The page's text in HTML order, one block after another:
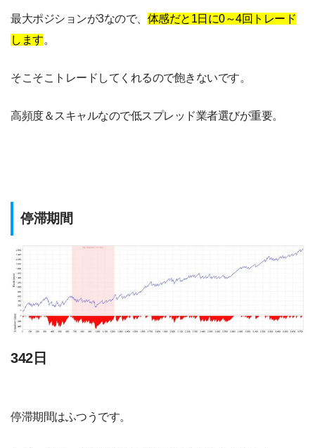
最大ポジションが3なので、 体感だと1日に0～4回トレード
します。
そこそこトレードしてくれるので飽きないです。
高頻度＆スキャルなので低スプレッド業者選びが重要。
停滞期間
342日
停滞期間はふつうです。